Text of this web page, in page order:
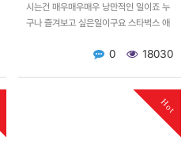
시는건 매우매우매우 낭만적인 일이죠 누
구나 즐겨보고 싶은일이구요 스타벅스 애
커피를 마실수있습니다. 저…
0 18030
Hot